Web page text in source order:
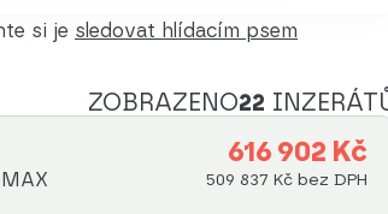
si je sledovat hlídacím psem
ZOBRAZENO22
616 902 Kč
509 837 Kč bez DPH